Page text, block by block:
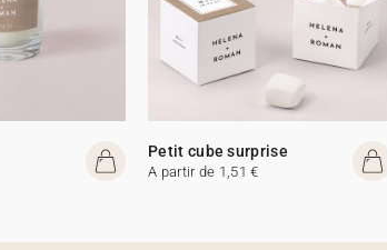
Petit cube surprise
A partir de 1,51 €